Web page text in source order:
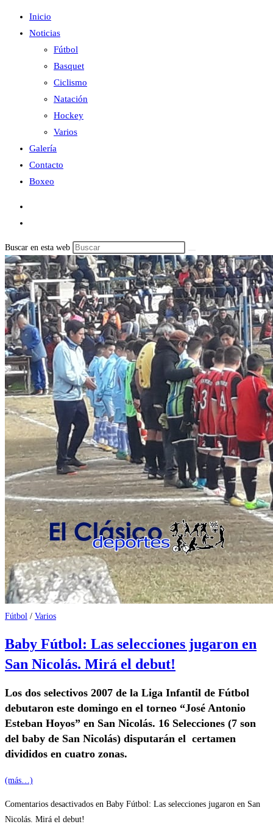
Inicio
Noticias
Fútbol
Basquet
Ciclismo
Natación
Hockey
Varios
Galería
Contacto
Boxeo
Buscar en esta web
Fútbol / Varios
Baby Fútbol: Las selecciones jugaron en
San Nicolás. Mirá el debut!
Los dos selectivos 2007 de la Liga Infantil de Fútbol
debutaron este domingo en el torneo “José Antonio
Esteban Hoyos” en San Nicolás. 16 Selecciones (7 son
del baby de San Nicolás) disputarán el certamen
divididos en cuatro zonas.
(más…)
Comentarios desactivados en Baby Fútbol: Las selecciones jugaron en San
Nicolás. Mirá el debut!